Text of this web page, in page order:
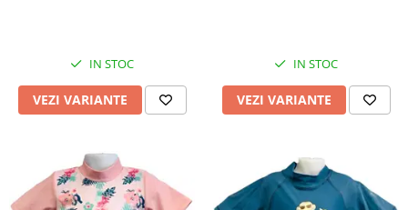
IN STOC
VEZI VARIANTE
IN STOC
VEZI VARIANTE